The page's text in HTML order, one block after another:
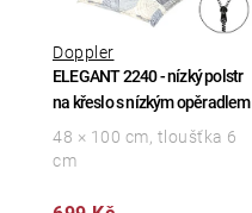
ELEGANT 2240 - nízký polstr
na křeslo s nízkým opěradlem
Doppler
48 × 100 cm, tloušťka 6
cm